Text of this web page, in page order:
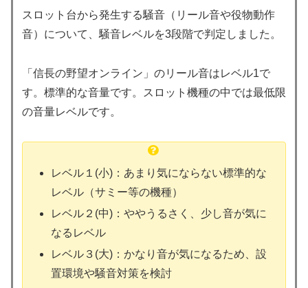
スロット台から発生する騒音（リール音や役物動作
音）について、騒音レベルを3段階で判定しました。
「信長の野望オンライン」のリール音はレベル1で
す。標準的な音量です。スロット機種の中では最低限
の音量レベルです。
レベル１(小)：あまり気にならない標準的な
レベル（サミー等の機種）
レベル２(中)：ややうるさく、少し音が気に
なるレベル
レベル３(大)：かなり音が気になるため、設
置環境や騒音対策を検討